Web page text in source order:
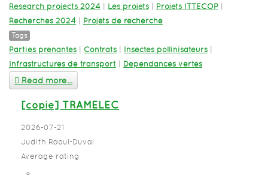
Research projects 2024 Les projets Projets ITTECOP
Recherches 2024
Projets de recherche
Tags
Parties prenantes Contrats Insectes pollinisateurs
Infrastructures de transport
Dépendances vertes
Read more...
[copie] TRAMELEC
2026-07-21
Judith Raoul-Duval
Average rating